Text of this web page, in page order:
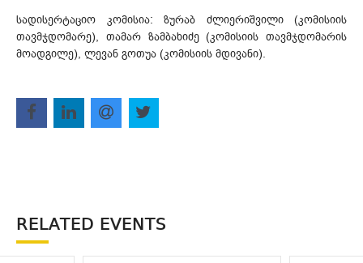
სადისერტაციო კომისია: ზურაბ ძლიერიშვილი (კომისიის
თავმჯდომარე), თამარ ზამბახიძე (კომისიის თავმჯდომარის
მოადგილე), ლევან გოთუა (კომისიის მდივანი).
RELATED EVENTS